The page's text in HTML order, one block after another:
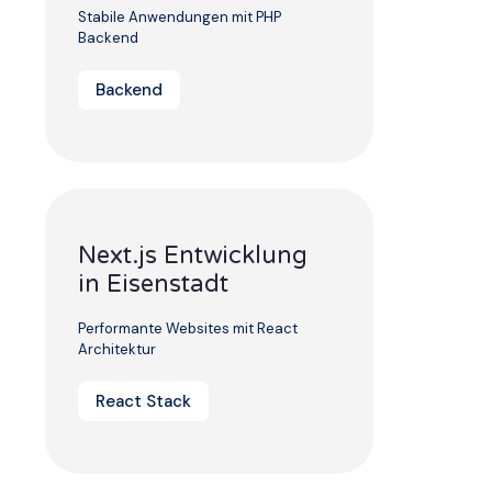
Stabile Anwendungen mit PHP
Backend
Backend
Next.js Entwicklung
in Eisenstadt
Performante Websites mit React
Architektur
React Stack